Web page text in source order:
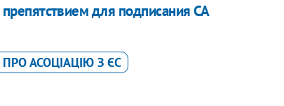
для подписания СА
АСОЦІАЦІЮ З ЄС